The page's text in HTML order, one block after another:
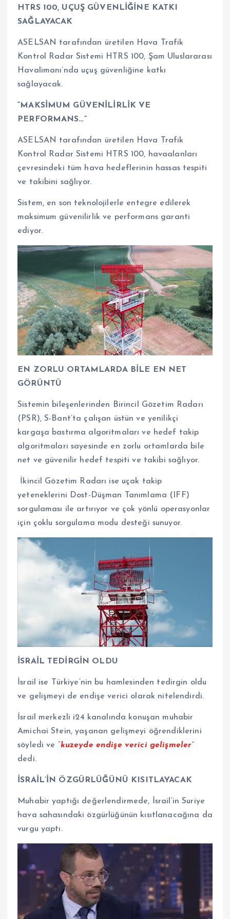
HTRS 100, UÇUŞ GÜVENLİĞİNE KATKI
SAĞLAYACAK
ASELSAN tarafından üretilen Hava Trafik
Kontrol Radar Sistemi HTRS 100, Şam Uluslararası
Havalimanı’nda uçuş güvenliğine katkı
sağlayacak.
“MAKSİMUM GÜVENİLİRLİK VE
PERFORMANS…”
ASELSAN tarafından üretilen Hava Trafik
Kontrol Radar Sistemi HTRS 100, havaalanları
çevresindeki tüm hava hedeflerinin hassas tespiti
ve takibini sağlıyor.
Sistem, en son teknolojilerle entegre edilerek
maksimum güvenilirlik ve performans garanti
ediyor.
EN ZORLU ORTAMLARDA BİLE EN NET
GÖRÜNTÜ
Sistemin bileşenlerinden Birincil Gözetim Radarı
(PSR), S-Bant’ta çalışan üstün ve yenilikçi
kargaşa bastırma algoritmaları ve hedef takip
algoritmaları sayesinde en zorlu ortamlarda bile
net ve güvenilir hedef tespiti ve takibi sağlıyor.
İkincil Gözetim Radarı ise uçak takip
yeteneklerini Dost-Düşman Tanımlama (IFF)
sorgulaması ile artırıyor ve çok yönlü operasyonlar
için çoklu sorgulama modu desteği sunuyor.
İSRAİL TEDİRGİN OLDU
İsrail ise Türkiye’nin bu hamlesinden tedirgin oldu
ve gelişmeyi de endişe verici olarak nitelendirdi.
İsrail merkezli i24 kanalında konuşan muhabir
Amichai Stein, yaşanan gelişmeyi öğrendiklerini
söyledi ve “kuzeyde endişe verici gelişmeler”
dedi.
İSRAİL’İN ÖZGÜRLÜĞÜNÜ KISITLAYACAK
Muhabir yaptığı değerlendirmede, İsrail’in Suriye
hava sahasındaki özgürlüğünün kısıtlanacağına da
vurgu yaptı.